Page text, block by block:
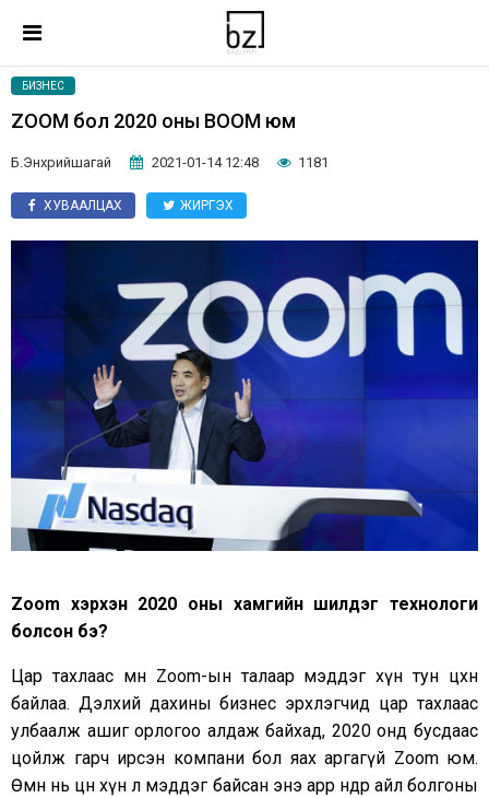
БИЗНЕС
ZOOM бол 2020 оны BOOM юм
Б.Энхрийшагай 2021-01-14 12:48 1181
ХУВААЛЦАХ ЖИРГЭХ
Zoom хэрхэн 2020 оны хамгийн шилдэг технологи
болсон бэ?
Цар тахлаас өмнө Zoom-ын талаар мэддэг хүн тун цөөхөн
байлаа. Дэлхий дахины бизнес эрхлэгчид цар тахлаас
улбаалж ашиг орлогоо алдаж байхад, 2020 онд бусдаас
цойлж гарч ирсэн компани бол яах аргагүй Zoom юм.
Өмнө нь цөөн хүн л мэддэг байсан энэ app өнөөдөр айл болгоны